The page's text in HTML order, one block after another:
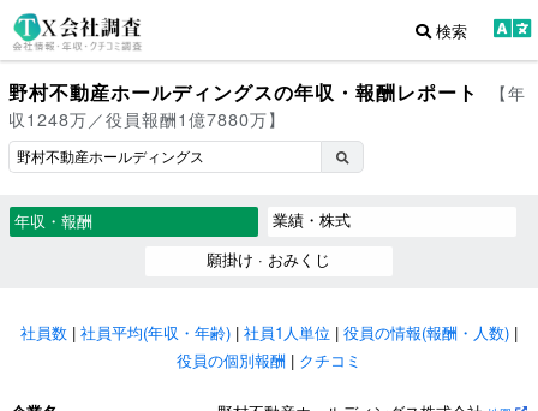
検索
野村不動産ホールディングスの年収・報酬レポート
【年
収1248万／役員報酬1億7880万】
年収・報酬
業績・株式
願掛け · おみくじ
社員数 | 社員平均(年収・年齢) | 社員1人単位 | 役員の情報(報酬・人数) |
役員の個別報酬 | クチコミ